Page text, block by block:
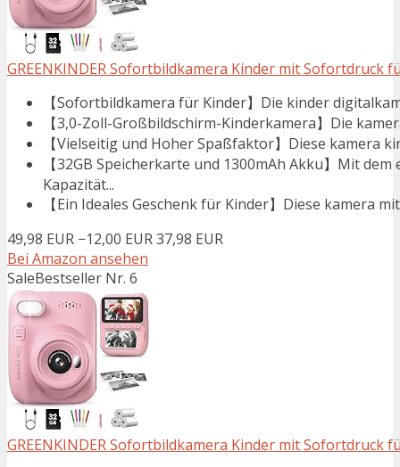
GREENKINDER Sofortbildkamera Kinder mit Sofortdruck
【Sofortbildkamera für Kinder】Die kinder
【3,0-Zoll-Großbildschirm-Kinderkamera】Die
【Vielseitig und Hoher Spaßfaktor】Diese kamera
【32GB Speicherkarte und 1300mAh Akku】Mit
Kapazität...
【Ein Ideales Geschenk für Kinder】Diese kamera
49,98 EUR −12,00 EUR37,98 EUR
Bei Amazon ansehen
SaleBestseller Nr. 6
GREENKINDER Sofortbildkamera Kinder mit Sofortdruck